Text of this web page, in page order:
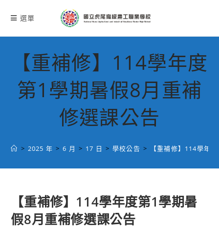
選單
【重補修】114學年度
第1學期暑假8月重補
修選課公告
> 2025 年 > 6 月 > 17 日 > 學校公告 > 【重補修】114學年
【重補修】114學年度第1學期暑
假8月重補修選課公告